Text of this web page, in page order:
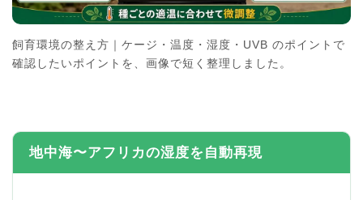
飼育環境の整え方｜ケージ・温度・湿度・UVB のポイントで
確認したいポイントを、画像で短く整理しました。
地中海〜アフリカの湿度を自動再現